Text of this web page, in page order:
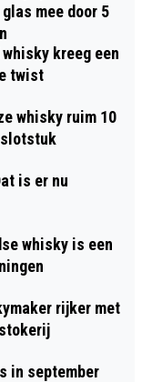
mee door 5
kreeg een
twist
whisky ruim 10
is er nu
whisky is een
rijker met
in september